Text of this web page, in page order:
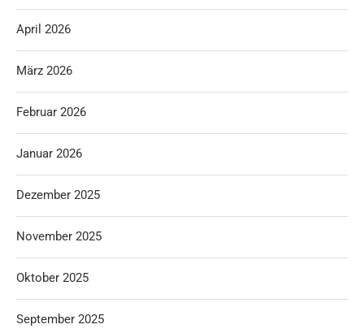
April 2026
März 2026
Februar 2026
Januar 2026
Dezember 2025
November 2025
Oktober 2025
September 2025